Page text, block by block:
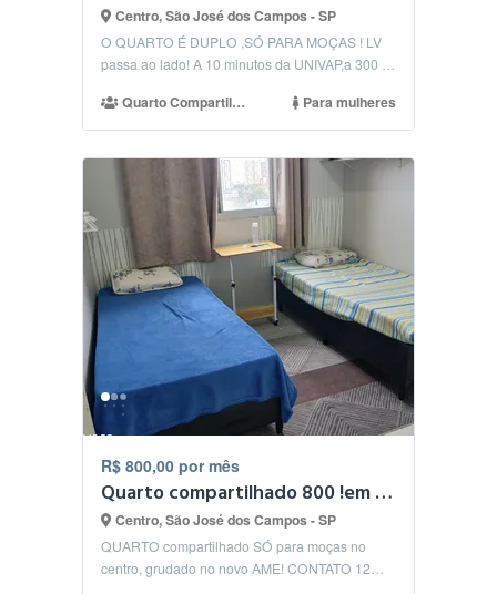
Centro, São José dos Campos - SP
O QUARTO É DUPLO ,SÓ PARA MOÇAS ! LV
passa ao lado! A 10 minutos da UNIVAP,a 300 m
Quarto Compartilhado Para mulheres
R$ 800,00 por mês
Quarto compartilhado 800 !em Frente ao novo AME!
Centro, São José dos Campos - SP
QUARTO compartilhado SÓ para moças no
centro, grudado no novo AME! CONTATO 12